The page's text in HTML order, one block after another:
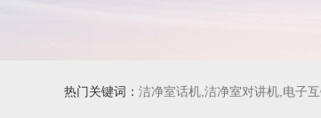
热门关键词： 洁净室话机,洁净室对讲机,电子